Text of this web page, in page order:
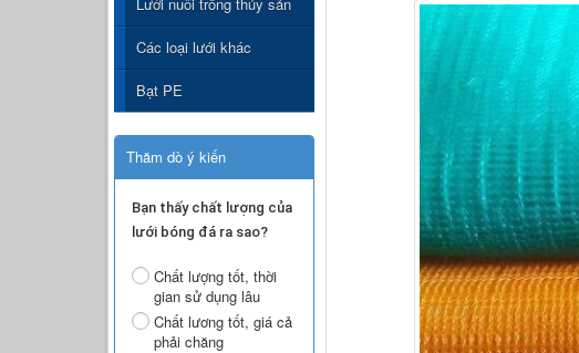
Các loại lưới khác
Bạt PE
Thăm dò ý kiến
Bạn thấy chất lượng của
lưới bóng đá ra sao?
Chất lượng tốt, thời
gian sử dụng lâu
Chất lương tốt, giá cả
phải chăng